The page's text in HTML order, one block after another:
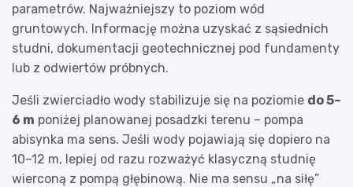
parametrów. Najważniejszy to poziom wód
gruntowych. Informację można uzyskać z sąsiednich
studni, dokumentacji geotechnicznej pod fundamenty
lub z odwiertów próbnych.
Jeśli zwierciadło wody stabilizuje się na poziomie do 5–
6 m poniżej planowanej posadzki terenu – pompa
abisynka ma sens. Jeśli wody pojawiają się dopiero na
10–12 m, lepiej od razu rozważyć klasyczną studnię
wierconą z pompą głębinową. Nie ma sensu „na siłę”